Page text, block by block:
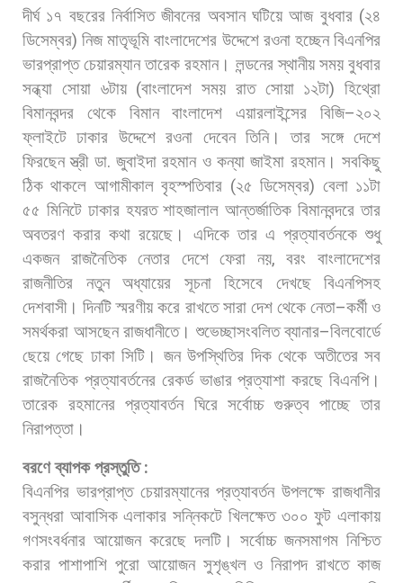
দীর্ঘ ১৭ বছরের নির্বাসিত জীবনের অবসান ঘটিয়ে আজ বুধবার(২৪
ডিসেম্বর)নিজ মাতৃভূমি বাংলাদেশের উদ্দেশে রওনা হচ্ছেন বিএনপির
ভারপ্রাপ্ত চেয়ারম্যান তারেক রহমান। লন্ডনের স্থানীয় সময় বুধবার
সন্ধ্যা সোয়া ৬টায়(বাংলাদেশ সময় রাত সোয়া ১২টা) হিথ্রো
বিমানবন্দর
থেকে বিমান বাংলাদেশ এয়ারলাইন্সের বিজি–২০২
ফ্লাইটে ঢাকার উদ্দেশে রওনা দেবেন তিনি। তার সঙ্গে দেশে
ফিরছেন স্ত্রী ডা.জুবাইদা রহমান ও কন্যা জাইমা রহমান। সবকিছু
ঠিক থাকলে আগামীকাল বৃহস্পতিবার (২৫ ডিসেম্বর) বেলা ১১টা
৫৫ মিনিটে ঢাকার হযরত শাহজালাল আন্তর্জাতিক বিমানবন্দরে তার
অবতরণ করার কথা রয়েছে। এদিকে তার এ প্রত্যাবর্তনকে শুধু
একজন
রাজনৈতিক নেতার দেশে ফেরা নয়,বরং
বাংলাদেশের
রাজনীতির
নতুন অধ্যায়ের সূচনা হিসেবে দেখছে
বিএনপিসহ
দেশবাসী। দিনটি স্মরণীয় করে রাখতে সারা দেশ থেকে নেতা–কর্মী ও
সমর্থকরা আসছেন রাজধানীতে। শুভেচ্ছাসংবলিত ব্যানার–বিলবোর্ডে
ছেয়ে গেছে ঢাকা সিটি। জন উপস্থিতির দিক থেকে অতীতের সব
রাজনৈতিক প্রত্যাবর্তনের রেকর্ড ভাঙার প্রত্যাশা করছে বিএনপি।
তারেক রহমানের প্রত্যাবর্তন ঘিরে সর্বোচ্চ গুরুত্ব পাচ্ছে তার
নিরাপত্তা।
বরণে ব্যাপক প্রস্তুতি:
বিএনপির ভারপ্রাপ্ত চেয়ারম্যানের প্রত্যাবর্তন উপলক্ষে রাজধানীর
বসুন্ধরা আবাসিক এলাকার সন্নিকটে খিলক্ষেত ৩০০ ফুট এলাকায়
গণসংবর্ধনার আয়োজন করেছে দলটি। সর্বোচ্চ জনসমাগম নিশ্চিত
করার পাশাপাশি পুরো আয়োজন সুশৃঙ্খল ও নিরাপদ রাখতে কাজ